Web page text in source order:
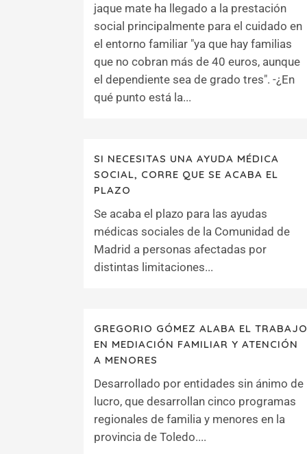
jaque mate ha llegado a la prestación
social principalmente para el cuidado en
el entorno familiar "ya que hay familias
que no cobran más de 40 euros, aunque
el dependiente sea de grado tres". -¿En
qué punto está la...
SI NECESITAS UNA AYUDA MÉDICA
SOCIAL, CORRE QUE SE ACABA EL
PLAZO
Se acaba el plazo para las ayudas
médicas sociales de la Comunidad de
Madrid a personas afectadas por
distintas limitaciones...
GREGORIO GÓMEZ ALABA EL TRABAJO
EN MEDIACIÓN FAMILIAR Y ATENCIÓN
A MENORES
Desarrollado por entidades sin ánimo de
lucro, que desarrollan cinco programas
regionales de familia y menores en la
provincia de Toledo....